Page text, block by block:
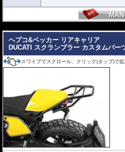
その他、付属の取付用フレームなどは共通
高耐久パウダー塗装仕上げ。
イドを取り付けた状態です。
ヘプコ&ベッカーのトップケースはこちら
ヘプコ&ベッカー リアキャリア
DUCATI スクランブラー カスタムパー
スワイプでスクロール、クリック(タップ)で